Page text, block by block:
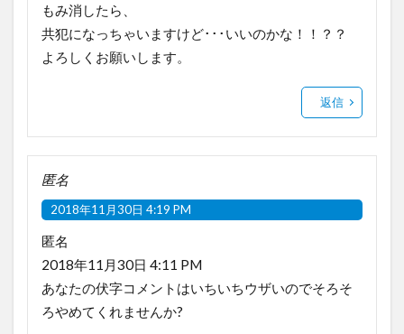
もみ消したら、
共犯になっちゃいますけど･･･いいのかな！！？？
よろしくお願いします。
返信
匿名
2018年11月30日 4:19 PM
匿名
2018年11月30日 4:11 PM
あなたの伏字コメントはいちいちウザいのでそろそ
ろやめてくれませんか?